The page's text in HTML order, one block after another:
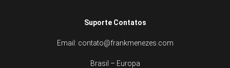
Suporte Contatos
Email: contato@frankmenezes.com
Brasil – Europa